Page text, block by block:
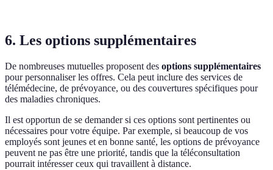
6. Les options supplémentaires
De nombreuses mutuelles proposent des options supplémentaires
pour personnaliser les offres. Cela peut inclure des services de
télémédecine, de prévoyance, ou des couvertures spécifiques pour
des maladies chroniques.
Il est opportun de se demander si ces options sont pertinentes ou
nécessaires pour votre équipe. Par exemple, si beaucoup de vos
employés sont jeunes et en bonne santé, les options de prévoyance
peuvent ne pas être une priorité, tandis que la téléconsultation
pourrait intéresser ceux qui travaillent à distance.